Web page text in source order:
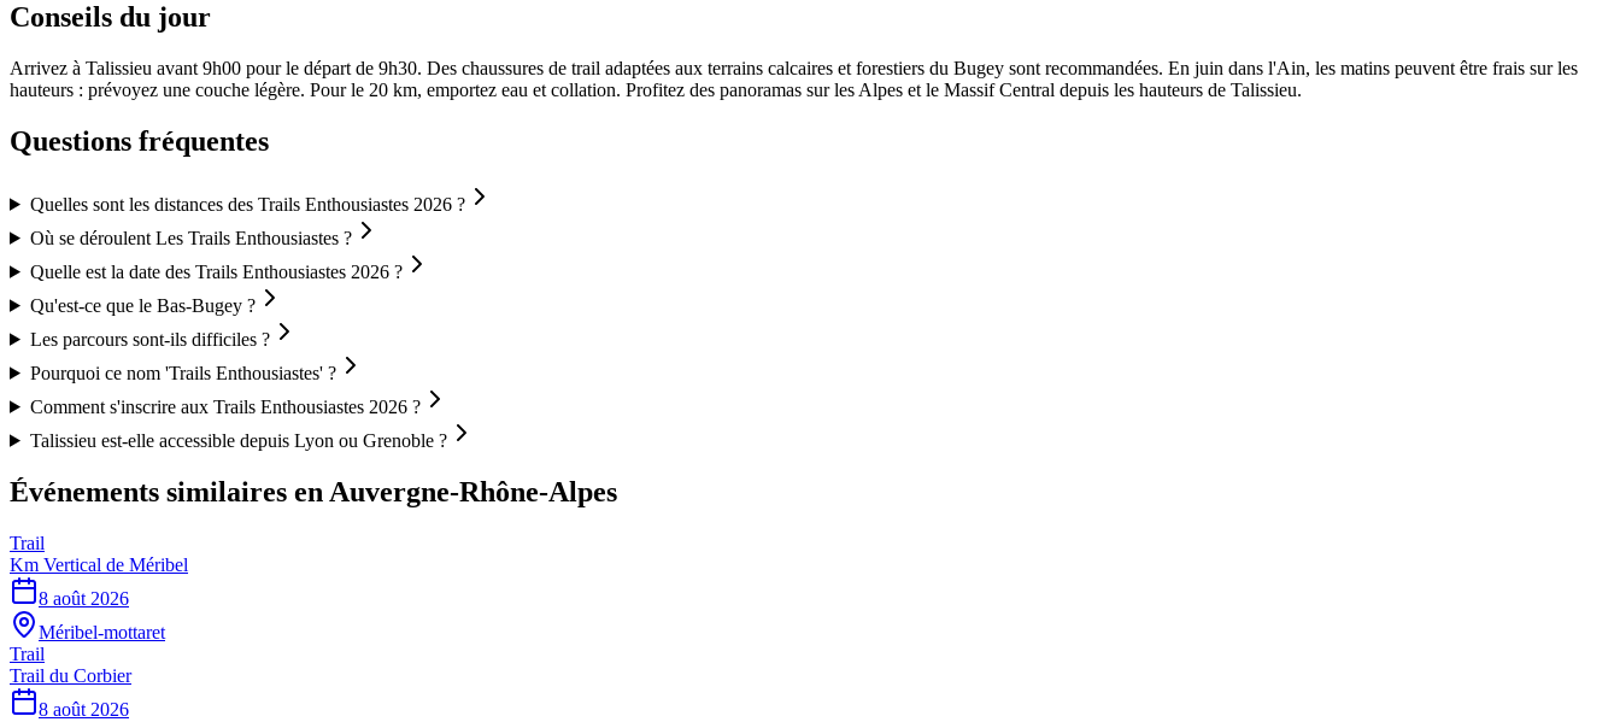
Conseils du jour
Arrivez à Talissieu avant 9h00 pour le départ de 9h30. Des chaussures de trail adaptées aux terrains calcaires et forestiers du Bugey sont recommandées. En juin dans l'Ain, les matins peuvent être frais sur les
hauteurs : prévoyez une couche légère. Pour le 20 km, emportez eau et collation. Profitez des panoramas sur les Alpes et le Massif Central depuis les hauteurs de Talissieu.
Questions fréquentes
Quelles sont les distances des Trails Enthousiastes 2026 ?
Où se déroulent Les Trails Enthousiastes ?
Quelle est la date des Trails Enthousiastes 2026 ?
Qu'est-ce que le Bas-Bugey ?
Les parcours sont-ils difficiles ?
Pourquoi ce nom 'Trails Enthousiastes' ?
Comment s'inscrire aux Trails Enthousiastes 2026 ?
Talissieu est-elle accessible depuis Lyon ou Grenoble ?
Événements similaires en Auvergne-Rhône-Alpes
Trail
Km Vertical de Méribel
8 août 2026
Méribel-mottaret
Trail
Trail du Corbier
8 août 2026